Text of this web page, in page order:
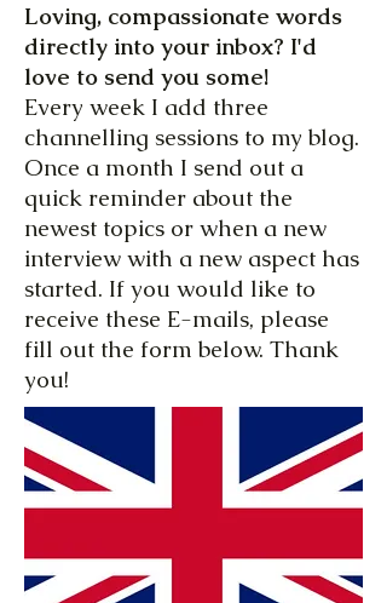
Loving, compassionate words
directly into your inbox? I'd
love to send you some!
Every week I add three
channelling sessions to my blog.
Once a month I send out a
quick reminder about the
newest topics or when a new
interview with a new aspect has
started. If you would like to
receive these E-mails, please
fill out the form below. Thank
you!